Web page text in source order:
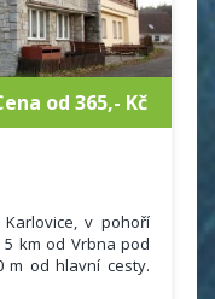
od 365,- Kč
v pohoří
km od Vrbna pod
m od hlavní cesty.